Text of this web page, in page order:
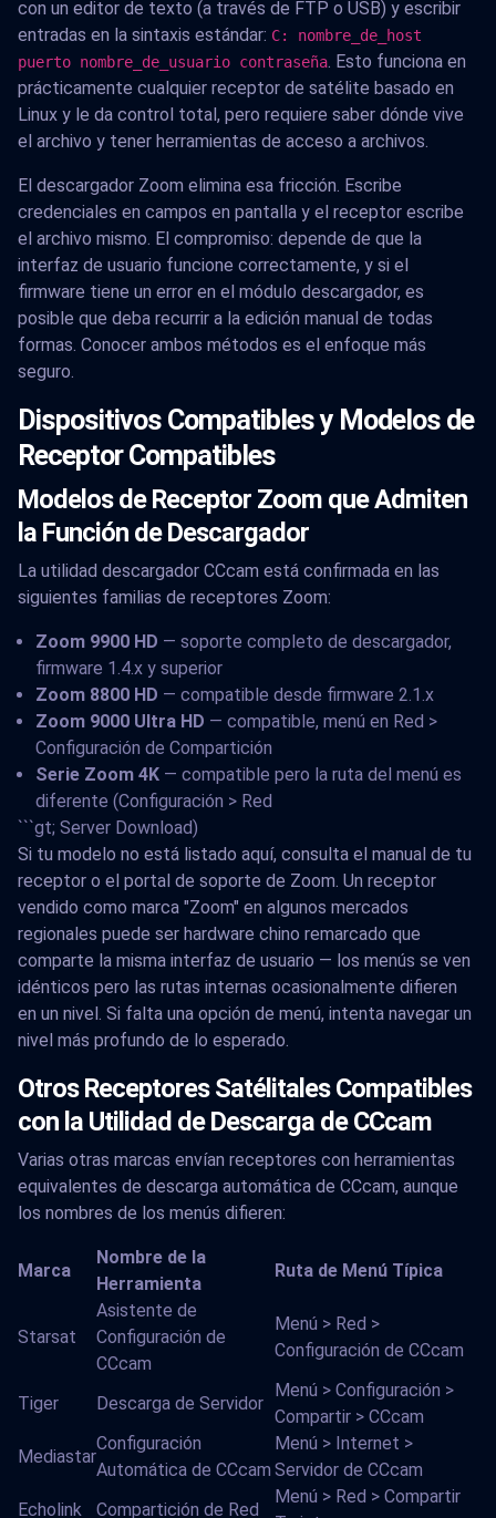
con un editor de texto (a través de FTP o USB) y escribir
entradas en la sintaxis estándar: C: nombre_de_host
puerto nombre_de_usuario contraseña . Esto funciona en
prácticamente cualquier receptor de satélite basado en
Linux y le da control total, pero requiere saber dónde vive
el archivo y tener herramientas de acceso a archivos.
El descargador Zoom elimina esa fricción. Escribe
credenciales en campos en pantalla y el receptor escribe
el archivo mismo. El compromiso: depende de que la
interfaz de usuario funcione correctamente, y si el
firmware tiene un error en el módulo descargador, es
posible que deba recurrir a la edición manual de todas
formas. Conocer ambos métodos es el enfoque más
seguro.
Dispositivos Compatibles y Modelos de
Receptor Compatibles
Modelos de Receptor Zoom que Admiten
la Función de Descargador
La utilidad descargador CCcam está confirmada en las
siguientes familias de receptores Zoom:
Zoom 9900 HD — soporte completo de descargador,
firmware 1.4.x y superior
Zoom 8800 HD — compatible desde firmware 2.1.x
Zoom 9000 Ultra HD — compatible, menú en Red >
Configuración de Compartición
Serie Zoom 4K — compatible pero la ruta del menú es
diferente (Configuración > Red
```gt; Server Download)
Si tu modelo no está listado aquí, consulta el manual de tu
receptor o el portal de soporte de Zoom. Un receptor
vendido como marca "Zoom" en algunos mercados
regionales puede ser hardware chino remarcado que
comparte la misma interfaz de usuario — los menús se ven
idénticos pero las rutas internas ocasionalmente difieren
en un nivel. Si falta una opción de menú, intenta navegar un
nivel más profundo de lo esperado.
Otros Receptores Satélitales Compatibles
con la Utilidad de Descarga de CCcam
Varias otras marcas envían receptores con herramientas
equivalentes de descarga automática de CCcam, aunque
los nombres de los menús difieren:
Marca
Nombre de la
Herramienta
Ruta de Menú Típica
Starsat
Asistente de
Configuración de
CCcam
Menú > Red >
Configuración de CCcam
Tiger Descarga de Servidor
Menú > Configuración >
Compartir > CCcam
Mediastar
Configuración
Automática de CCcam
Menú > Internet >
Servidor de CCcam
Echolink
Compartición de Red
Menú > Red > Compartir